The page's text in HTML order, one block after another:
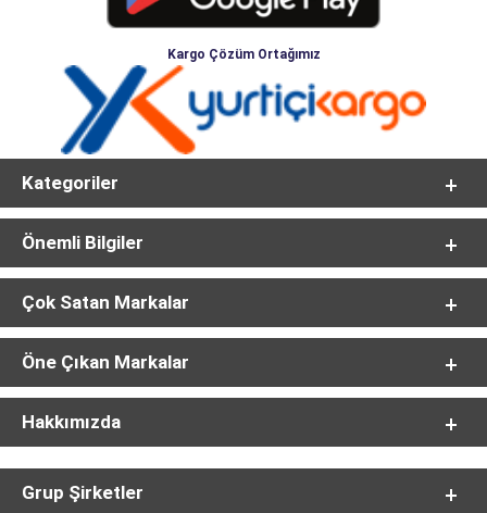
Kargo Çözüm Ortağımız
Kategoriler
Önemli Bilgiler
Çok Satan Markalar
Öne Çıkan Markalar
Hakkımızda
Grup Şirketler